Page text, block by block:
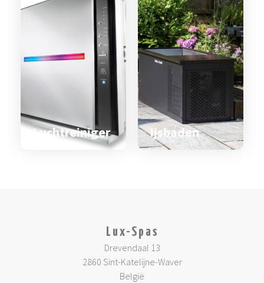
Luchtreiniger Ijsbaden
Lux-Spas
Drevendaal 13
2860 Sint-Katelijne-Waver
België